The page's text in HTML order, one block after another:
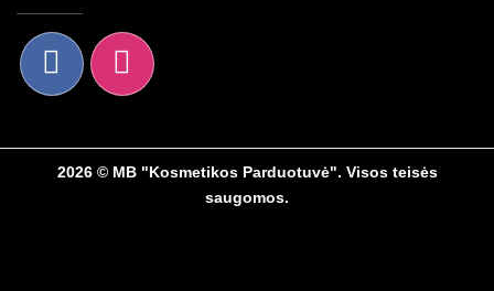
2026 © MB "Kosmetikos Parduotuvė". Visos teisės
saugomos.